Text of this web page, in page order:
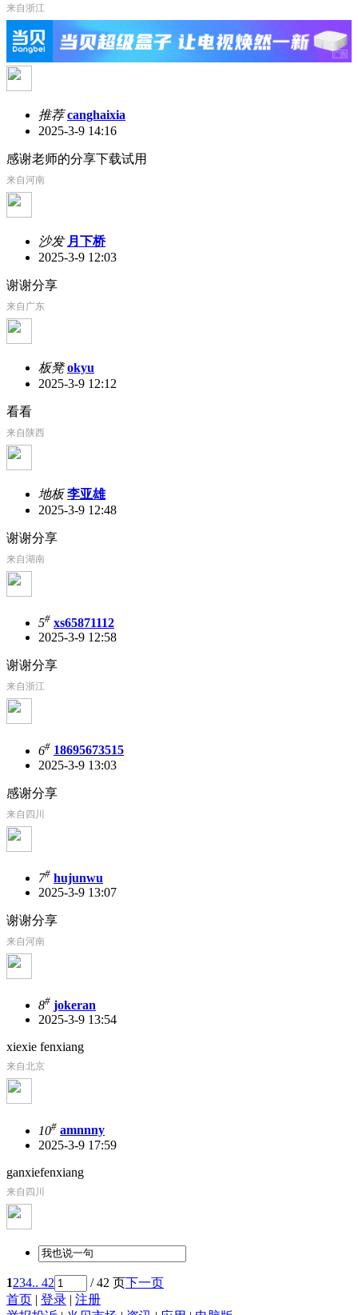
来自浙江
推荐canghaixia
2025-3-9 14:16
感谢老师的分享下载试用
来自河南
沙发 月下桥
2025-3-9 12:03
谢谢分享
来自广东
板凳 okyu
2025-3-9 12:12
看看
来自陕西
地板 李亚雄
2025-3-9 12:48
谢谢分享
来自湖南
5# xs65871112
2025-3-9 12:58
谢谢分享
来自浙江
6# 18695673515
2025-3-9 13:03
感谢分享
来自四川
7# hujunwu
2025-3-9 13:07
谢谢分享
来自河南
8# jokeran
2025-3-9 13:54
xiexie fenxiang
来自北京
10# amnnny
2025-3-9 17:59
ganxiefenxiang
来自四川
1234.. 42 / 42 页下一页
首页 | 登录 | 注册